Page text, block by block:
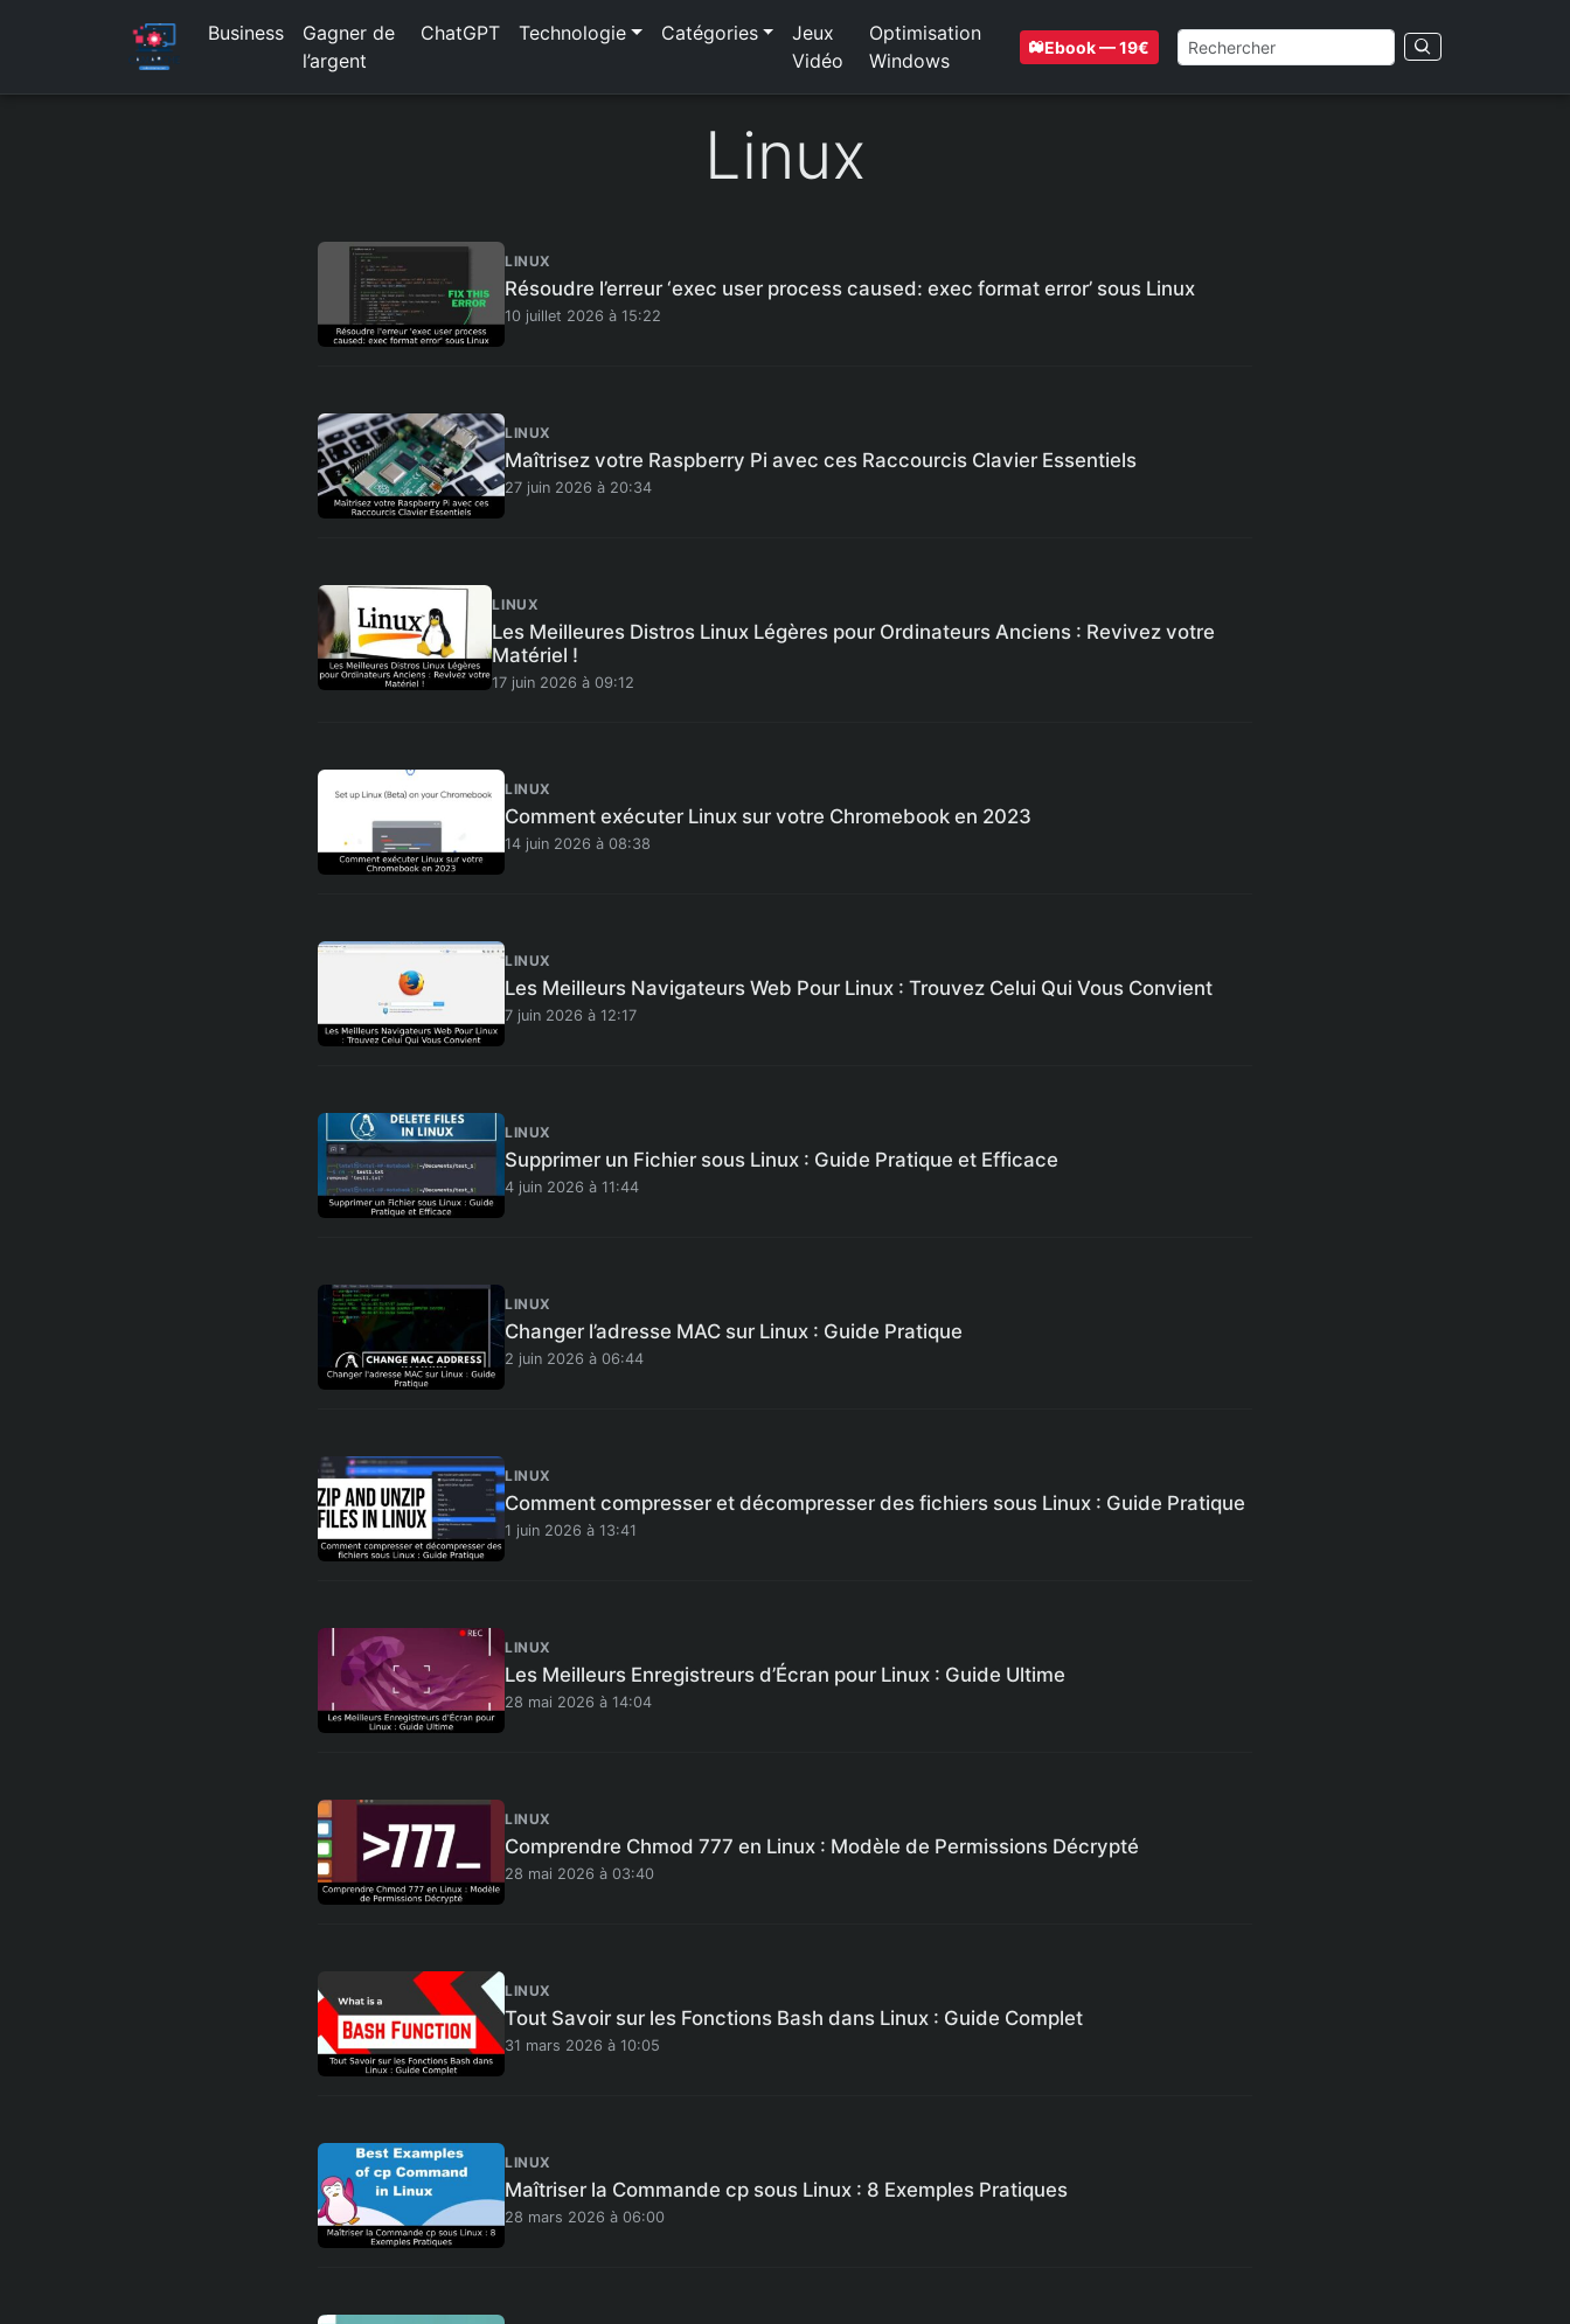
Business
Gagner de
l’argent
ChatGPT Technologie Catégories
Jeux
Vidéo
Optimisation
Windows
Ebook — 19€
Linux
LINUX
Résoudre l’erreur ‘exec user process caused: exec format error’ sous Linux
10 juillet 2026 à 15:22
LINUX
Maîtrisez votre Raspberry Pi avec ces Raccourcis Clavier Essentiels
27 juin 2026 à 20:34
LINUX
Les Meilleures Distros Linux Légères pour Ordinateurs Anciens : Revivez votre
Matériel !
17 juin 2026 à 09:12
LINUX
Comment exécuter Linux sur votre Chromebook en 2023
14 juin 2026 à 08:38
LINUX
Les Meilleurs Navigateurs Web Pour Linux : Trouvez Celui Qui Vous Convient
7 juin 2026 à 12:17
LINUX
Supprimer un Fichier sous Linux : Guide Pratique et Efficace
4 juin 2026 à 11:44
LINUX
Changer l’adresse MAC sur Linux : Guide Pratique
2 juin 2026 à 06:44
LINUX
Comment compresser et décompresser des fichiers sous Linux : Guide Pratique
1 juin 2026 à 13:41
LINUX
Les Meilleurs Enregistreurs d’Écran pour Linux : Guide Ultime
28 mai 2026 à 14:04
LINUX
Comprendre Chmod 777 en Linux : Modèle de Permissions Décrypté
28 mai 2026 à 03:40
LINUX
Tout Savoir sur les Fonctions Bash dans Linux : Guide Complet
31 mars 2026 à 10:05
LINUX
Maîtriser la Commande cp sous Linux : 8 Exemples Pratiques
28 mars 2026 à 06:00